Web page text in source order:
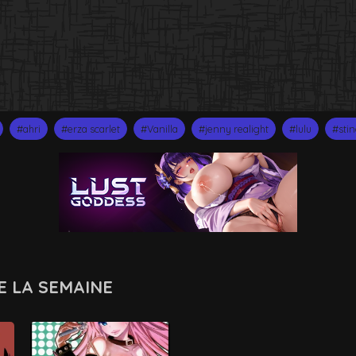
#ahri #erza scarlet #Vanilla #jenny realight #lulu
LA SEMAINE